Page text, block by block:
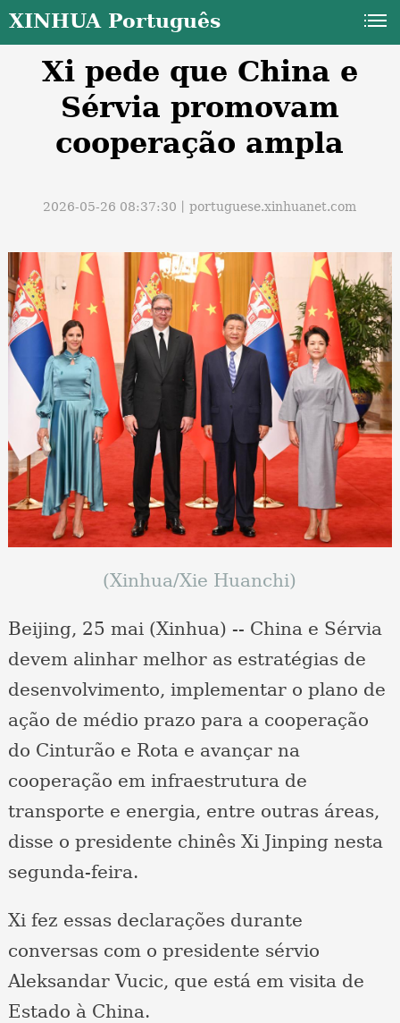
XINHUA Português
Xi pede que China e
Sérvia promovam
cooperação ampla
2026-05-26 08:37:30丨portuguese.xinhuanet.com
(Xinhua/Xie Huanchi)
Beijing, 25 mai (Xinhua) -- China e Sérvia
devem alinhar melhor as estratégias de
desenvolvimento, implementar o plano de
ação de médio prazo para a cooperação
do Cinturão e Rota e avançar na
cooperação em infraestrutura de
transporte e energia, entre outras áreas,
disse o presidente chinês Xi Jinping nesta
segunda-feira.
Xi fez essas declarações durante
conversas com o presidente sérvio
Aleksandar Vucic, que está em visita de
Estado à China.